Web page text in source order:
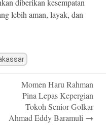
diberikan kesempatan
lebih aman, layak, dan
Momen Haru Rahman
Pina Lepas Kepergian
Tokoh Senior Golkar
Ahmad Eddy Baramuli →